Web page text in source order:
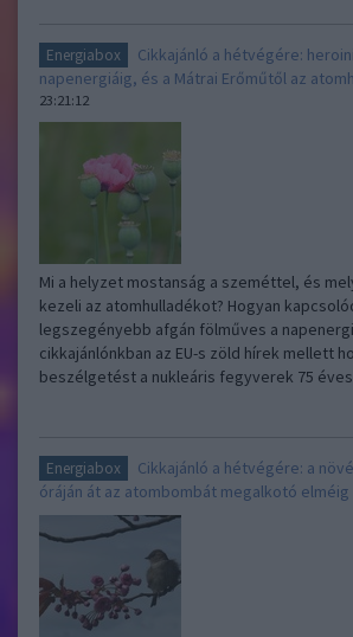
Energiabox
Cikkajánló a hétvégére:
napenergiáig, és a Mátrai Erőműtől az
23:21:12
Mi a helyzet mostanság a szeméttel, és
kezeli az atomhulladékot? Hogyan
legszegényebb afgán fölműves a
cikkajánlónkban az EU-s zöld hírek mellett
beszélgetést a nukleáris fegyverek 75
Energiabox
Cikkajánló a hétvégére: a
óráján át az atombombát megalkotó elméig